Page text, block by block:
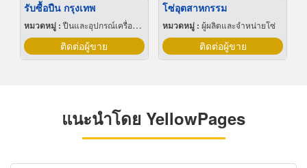
รับซื้อปืน กรุงเทพ
หมวดหมู่ :ปืนและอุปกรณ์เครื่องใช้
ติดต่อผู้ขาย
โซ่อุตสาหกรรม
หมวดหมู่ : ผู้ผลิตและจำหน่ายโซ่
ติดต่อผู้ขาย
แนะนำโดย YellowPages